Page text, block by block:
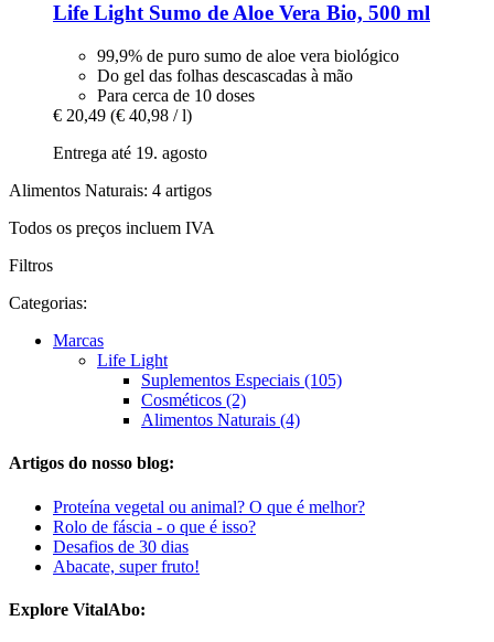
Life LightSumo de Aloe Vera Bio, 500 ml
99,9% de puro sumo de aloe vera biológico
Do gel das folhas descascadas à mão
Para cerca de 10 doses
€ 20,49 (€ 40,98 / l)
Entrega até 19. agosto
Alimentos Naturais: 4 artigos
Todos os preços incluem IVA
Filtros
Categorias:
Marcas
Life Light
Suplementos Especiais (105)
Cosméticos (2)
Alimentos Naturais (4)
Artigos do nosso blog:
Proteína vegetal ou animal? O que é melhor?
Rolo de fáscia - o que é isso?
Desafios de 30 dias
Abacate, super fruto!
Explore VitalAbo: